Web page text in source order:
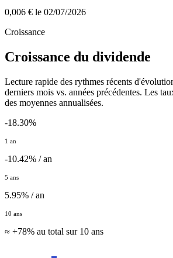
0,006 € le 02/07/2026
Croissance
Croissance du dividende
Lecture rapide des rythmes récents
derniers mois vs. années précédentes. Les
des moyennes annualisées.
-18.30%
1 an
-10.42% / an
5 ans
5.95% / an
10 ans
≈ +78% au total sur 10 ans